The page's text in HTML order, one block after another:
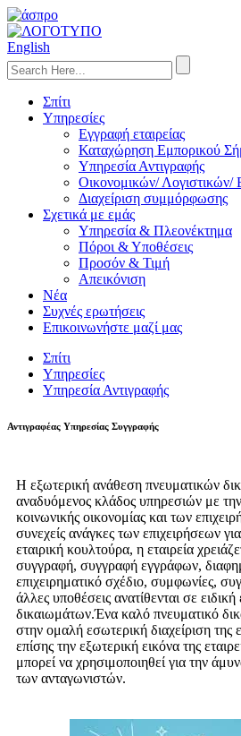
English
Σπίτι
Υπηρεσίες
Εγγραφή εταιρείας
Καταχώρηση Εμπορικού
Υπηρεσία Αντιγραφής
Οικονομικών/
Διαχείριση συμμόρφωσης
Σχετικά με εμάς
Υπηρεσία & Πλεονέκτημα
Πόροι & Υποθέσεις
Προσόν & Τιμή
Απεικόνιση
Νέα
Συχνές ερωτήσεις
Επικοινωνήστε μαζί μας
Σπίτι
Υπηρεσίες
Υπηρεσία Αντιγραφής
Αντιγραφέας Υπηρεσίας Συγγραφής
Η εξωτερική ανάθεση πνευματικών
αναδυόμενος κλάδος υπηρεσιών με
κοινωνικής οικονομίας και των
συνεχείς ανάγκες των επιχειρήσεων
εταιρική κουλτούρα, η εταιρεία
συγγραφή, συγγραφή εγγράφων,
επιχειρηματικό σχέδιο, συμφωνίες,
άλλες υποθέσεις ανατίθενται σε
δικαιωμάτων.Ένα καλό πνευματικό
στην ομαλή εσωτερική διαχείριση της
επίσης την εξωτερική εικόνα της
μπορεί να χρησιμοποιηθεί για την
των ανταγωνιστών.